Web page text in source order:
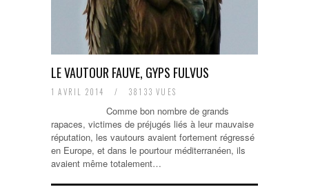
LE VAUTOUR FAUVE, GYPS FULVUS
1 AVRIL 2014 / 38133 VUES
Comme bon nombre de grands
rapaces, victimes de préjugés liés à leur mauvaise
réputation, les vautours avaient fortement régressé
en Europe, et dans le pourtour méditerranéen, ils
avaient même totalement…